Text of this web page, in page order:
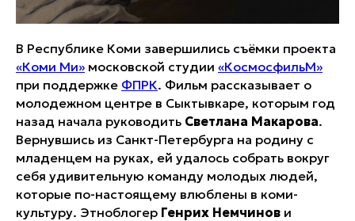
В Республике Коми завершились съёмки проекта
«Коми Ми» московской студии «КосмосфильМ»
при поддержке ФПРК. Фильм рассказывает о
молодежном центре в Сыктывкаре, которым год
назад начала руководить Светлана Макарова.
Вернувшись из Санкт-Петербурга на родину с
младенцем на руках, ей удалось собрать вокруг
себя удивительную команду молодых людей,
которые по-настоящему влюблены в коми-
культуру. Этноблогер Генрих Немчинов и